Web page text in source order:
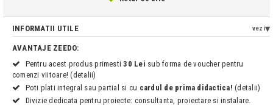
INFORMATII UTILE vezi
AVANTAJE ZEEDO:
Pentru acest produs primesti30 Lei sub forma de voucher pentru
comenzi viitoare! (detalii)
Poti plati integral sau partial si cu cardul de prima didactica! (detalii)
Divizie dedicata pentru proiecte: consultanta, proiectare si instalare.